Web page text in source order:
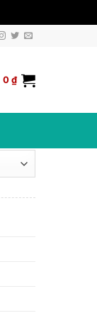
0₫